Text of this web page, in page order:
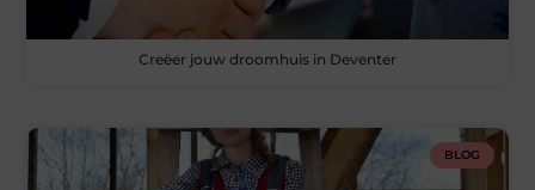
Creëer jouw droomhuis in Deventer
BLOG